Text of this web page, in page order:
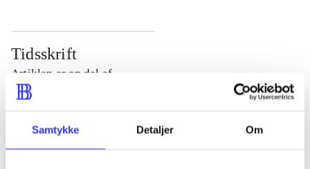
Samtykke Detaljer Om
Tidsskrift
Artiklen er en del af
Tidsskrift
Artiklerne i handler ofte om